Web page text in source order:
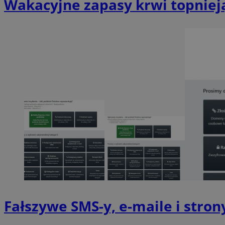
Wakacyjne zapasy krwi
Fałszywe SMS-y, e-maile i
SessID